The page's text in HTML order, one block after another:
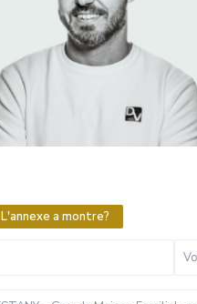
L'annexe a montre?